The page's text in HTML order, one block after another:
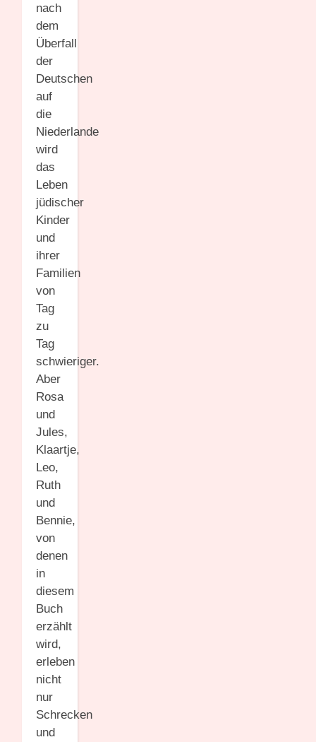
nach
dem
Überfall
der
Deutschen
auf
die
Niederlande
wird
das
Leben
jüdischer
Kinder
und
ihrer
Familien
von
Tag
zu
Tag
schwieriger.
Aber
Rosa
und
Jules,
Klaartje,
Leo,
Ruth
und
Bennie,
von
denen
in
diesem
Buch
erzählt
wird,
erleben
nicht
nur
Schrecken
und